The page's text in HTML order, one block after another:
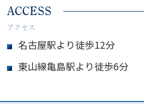
ACCESS
アクセス
名古屋駅より徒歩12分
東山線亀島駅より徒歩6分